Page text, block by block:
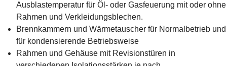
Ausblastemperatur für Öl- oder Gasfeuerung mit oder ohne
Rahmen und Verkleidungsblechen.
Brennkammern und Wärmetauscher für Normalbetrieb und
für kondensierende Betriebsweise
Rahmen und Gehäuse mit Revisionstüren in